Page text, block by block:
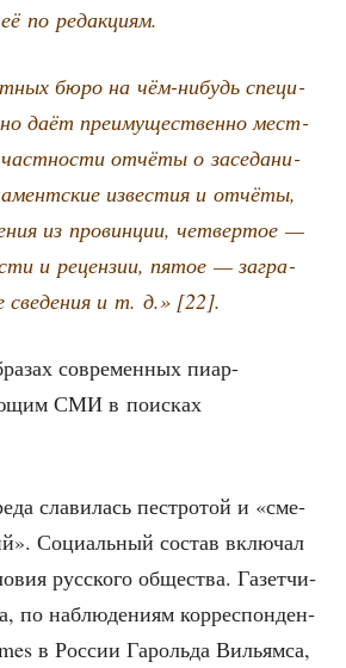
её по редакциям.
бюро на чём-нибудь спе­ци­
даёт пре­иму­ще­ствен­но мест­
отчё­ты о засе­да­ни­
изве­стия и отчё­ты,
из про­вин­ции, чет­вер­тое —
и рецен­зии, пятое — загра­
све­де­ния и т. д.» [22].
совре­мен­ных пиар-
СМИ в поис­ках
сла­ви­лась пест­ро­той и «сме­
Соци­аль­ный состав вклю­чал
рус­ско­го обще­ства. Газет­чи­
по наблю­де­ни­ям кор­ре­спон­ден­
в Рос­сии Гароль­да Вильям­са,